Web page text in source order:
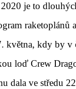
je to
raketoplánů
května, kdy by v
loď Crew
dala ve středu